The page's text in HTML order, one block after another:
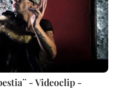
- Videoclip -